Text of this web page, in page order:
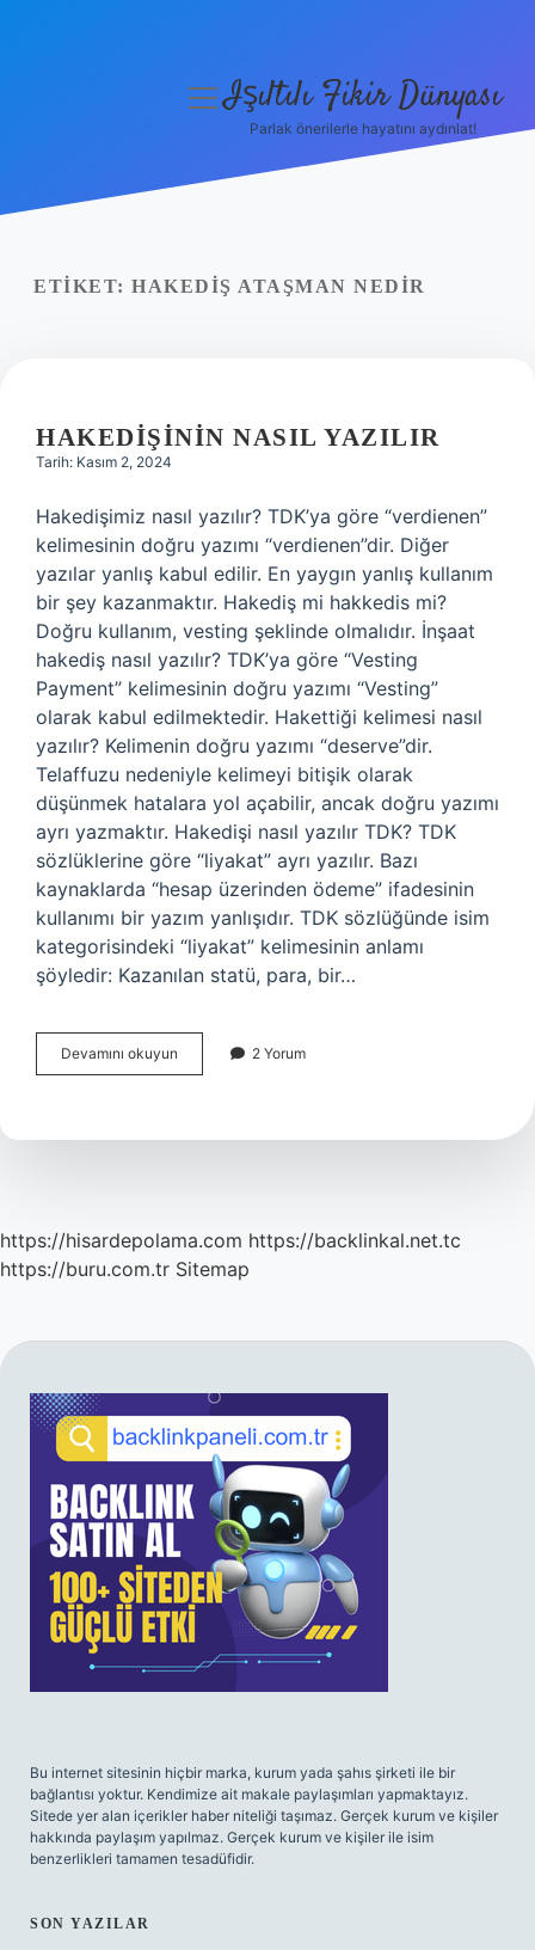
Yasal Uyarı
menüyüIşıltılı Fikir Dünyası
Parlak önerilerle hayatını aydınlat!
ETIKET: HAKEDIŞ ATAŞMAN NEDIR
HAKEDIŞININ NASIL YAZILIR
Tarih: Kasım 2, 2024
Hakedişimiz nasıl yazılır? TDK’ya göre “verdienen”
kelimesinin doğru yazımı “verdienen”dir. Diğer
yazılar yanlış kabul edilir. En yaygın yanlış kullanım
bir şey kazanmaktır. Hakediş mi hakkedis mi?
Doğru kullanım, vesting şeklinde olmalıdır. İnşaat
hakediş nasıl yazılır? TDK’ya göre “Vesting
Payment” kelimesinin doğru yazımı “Vesting”
olarak kabul edilmektedir. Hakettiği kelimesi nasıl
yazılır? Kelimenin doğru yazımı “deserve”dir.
Telaffuzu nedeniyle kelimeyi bitişik olarak
düşünmek hatalara yol açabilir, ancak doğru yazımı
ayrı yazmaktır. Hakedişi nasıl yazılır TDK? TDK
sözlüklerine göre “liyakat” ayrı yazılır. Bazı
kaynaklarda “hesap üzerinden ödeme” ifadesinin
kullanımı bir yazım yanlışıdır. TDK sözlüğünde isim
kategorisindeki “liyakat” kelimesinin anlamı
şöyledir: Kazanılan statü, para, bir…
Devamını okuyun Hakedişinin
Nasıl
2 Yorum
https://hisardepolama.com https://backlinkal.net.tc
https://buru.com.tr Sitemap
SIDEBAR
Bu internet sitesinin hiçbir marka, kurum yada şahıs şirketi ile bir
bağlantısı yoktur. Kendimize ait makale paylaşımları yapmaktayız.
Sitede yer alan içerikler haber niteliği taşımaz. Gerçek kurum ve kişiler
hakkında paylaşım yapılmaz. Gerçek kurum ve kişiler ile isim
benzerlikleri tamamen tesadüfidir.
SON YAZILAR